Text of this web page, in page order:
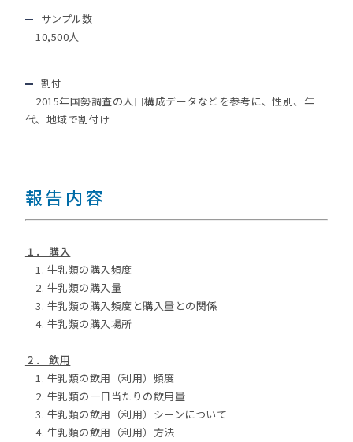
サンプル数
10,500人
割付
2015年国勢調査の人口構成データなどを参考に、性別、年
代、地域で割付け
報告内容
１． 購入
1. 牛乳類の購入頻度
2. 牛乳類の購入量
3. 牛乳類の購入頻度と購入量との関係
4. 牛乳類の購入場所
２． 飲用
1. 牛乳類の飲用（利用）頻度
2. 牛乳類の一日当たりの飲用量
3. 牛乳類の飲用（利用）シーンについて
4. 牛乳類の飲用（利用）方法